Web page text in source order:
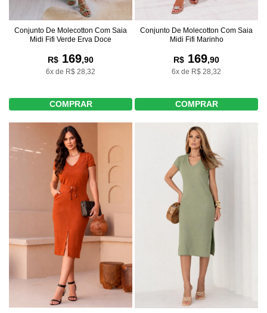
Conjunto De Molecotton Com Saia
Midi Fifi Verde Erva Doce
R$ 169,90
6x de R$ 28,32
COMPRAR
Conjunto De Molecotton Com Saia
Midi Fifi Marinho
R$ 169,90
6x de R$ 28,32
COMPRAR